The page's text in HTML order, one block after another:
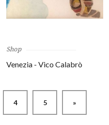
Shop
Venezia - Vico Calabrò
4 5 »